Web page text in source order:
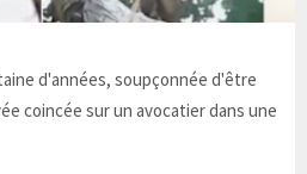
d'années, soupçonnée d'être
coincée sur un avocatier dans une